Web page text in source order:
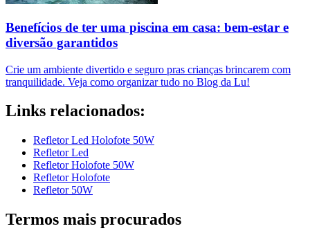
Benefícios de ter uma piscina em casa: bem-estar e
diversão garantidos
Crie um ambiente divertido e seguro pras crianças brincarem com
tranquilidade. Veja como organizar tudo no Blog da Lu!
Links relacionados:
Refletor Led Holofote 50W
Refletor Led
Refletor Holofote 50W
Refletor Holofote
Refletor 50W
Termos mais procurados